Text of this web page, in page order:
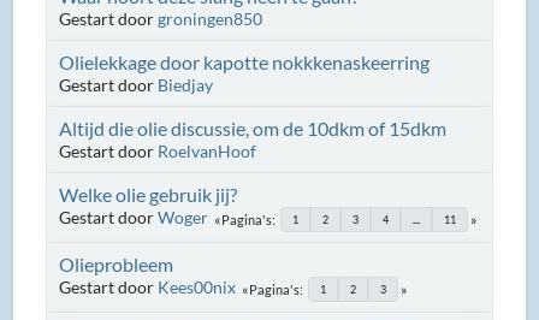
Gestart doorgroningen850
Olielekkage door kapotte nokkkenaskeerring
Gestart door Biedjay
Altijd die olie discussie, om de 10dkm of 15dkm
Gestart door RoelvanHoof
Welke olie gebruik jij?
Gestart doorWoger Pagina's 1 2 3 4 11
Olieprobleem
Gestart door Kees00nix Pagina's 1 2 3